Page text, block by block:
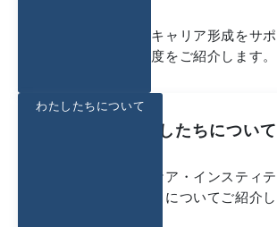
入社後の研修やキャリア形成をサ
育制度をご紹介します。
わたしたちについて
シミックヘルスケア・インスティ
業や働く魅力についてご紹介し
わたしたちについて